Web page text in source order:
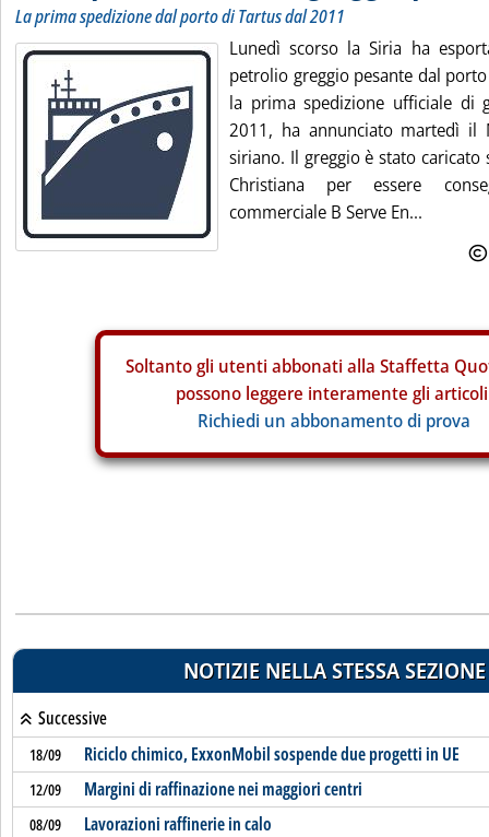
La prima spedizione dal porto di Tartus dal 2011
Lunedì scorso la Siria ha
petrolio greggio pesante dal
la prima spedizione ufficiale di
2011, ha annunciato martedì il
siriano. Il greggio è stato caricato
Christiana per essere
commerciale B Serve En...
Soltanto gli utenti abbonati alla Staffetta
possono leggere interamente gli
Richiedi un abbonamento di prova
NOTIZIE NELLA STESSA SEZIONE
Successive
18/09 Riciclo chimico, ExxonMobil sospende due progetti in UE
12/09 Margini di raffinazione nei maggiori centri
08/09 Lavorazioni raffinerie in calo